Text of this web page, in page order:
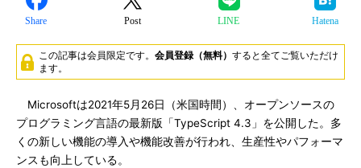
Share Post LINE Hatena
この記事は会員限定です。 会員登録（無料） すると全てご覧いただけ
ます。
Microsoftは2021年5月26日（米国時間）、オープンソースの
プログラミング言語の最新版「TypeScript 4.3」を公開した。多
くの新しい機能の導入や機能改善が行われ、生産性やパフォーマ
ンスも向上している。